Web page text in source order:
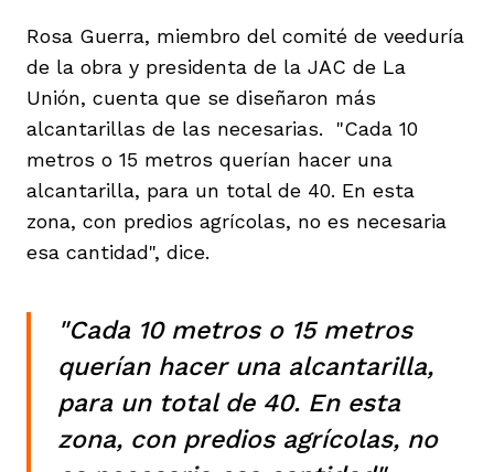
Rosa Guerra, miembro del comité de veeduría
de la obra y presidenta de la JAC de La
Unión, cuenta que se diseñaron más
alcantarillas de las necesarias. "Cada 10
metros o 15 metros querían hacer una
alcantarilla, para un total de 40. En esta
zona, con predios agrícolas, no es necesaria
esa cantidad", dice.
"Cada 10 metros o 15 metros
querían hacer una alcantarilla,
para un total de 40. En esta
zona, con predios agrícolas, no